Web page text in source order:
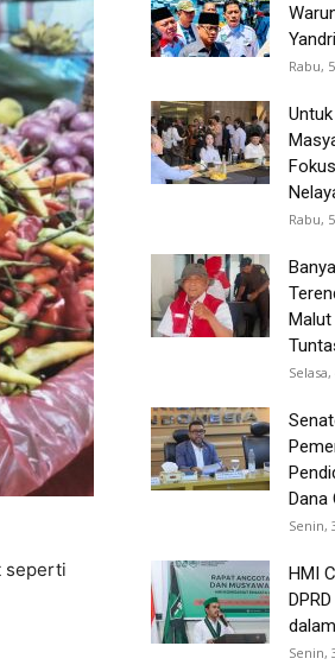
seperti
Rabu,
Rabu,
Dana
Senin,
HMI
Senin,